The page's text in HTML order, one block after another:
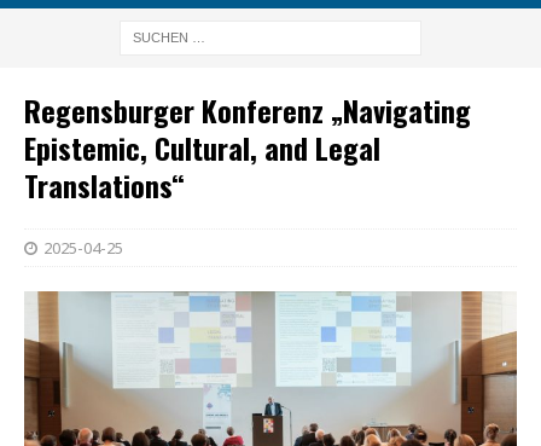
Regensburger Konferenz „Navigating
Epistemic, Cultural, and Legal
Translations“
2025-04-25